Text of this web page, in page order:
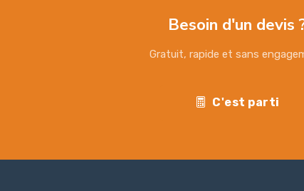
Besoin d'un devis
Gratuit, rapide et sans
C'est parti